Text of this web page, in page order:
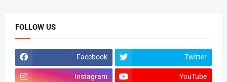
FOLLOW US
Facebook Twitter
Instagram YouTube